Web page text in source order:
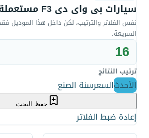
سيارات بى واى دى F3 مستعملة
نفس الفلاتر والترتيب، لكن داخل هذا الموديل
السريعة.
16
ترتيب النتائج
الأحدثالسعرسنة الصنع
حفظ البحث
إعادة ضبط الفلاتر